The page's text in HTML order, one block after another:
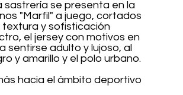
se presenta en la
"Marfil" a juego, cortados
y sofisticación
el jersey con motivos en
sentirse adulto y lujoso, al
y amarillo y el polo urbano.
hacia el ámbito deportivo